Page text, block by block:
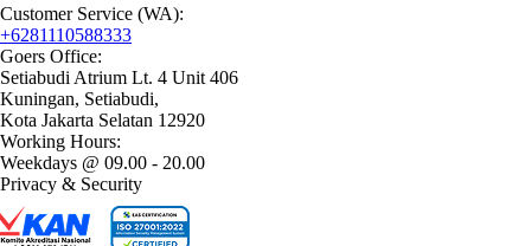
Customer Service (WA):
+6281110588333
Goers Office:
Setiabudi Atrium Lt. 4 Unit 406
Kuningan, Setiabudi,
Kota Jakarta Selatan 12920
Working Hours:
Weekdays @ 09.00 - 20.00
Privacy & Security